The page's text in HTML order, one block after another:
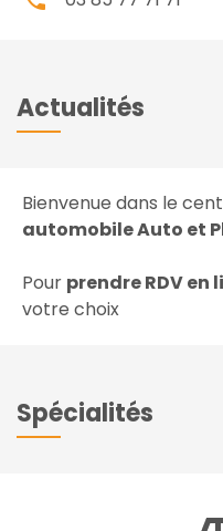
Actualités
Bienvenue dans le
automobile Auto et
Pour prendre RDV en
votre choix
Spécialités